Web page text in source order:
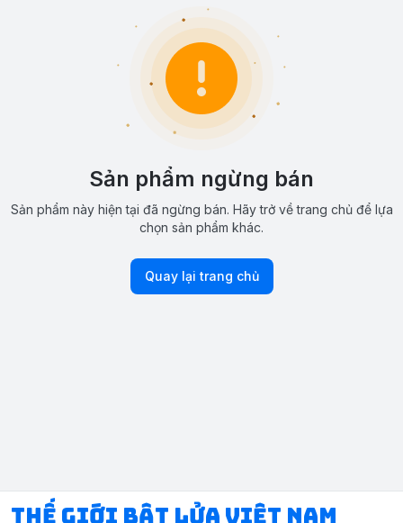
Sản phẩm ngừng bán
Sản phẩm này hiện tại đã ngừng bán. Hãy trở về trang chủ để lựa
chọn sản phẩm khác.
Quay lại trang chủ
Thế Giới Bật Lửa Việt Nam